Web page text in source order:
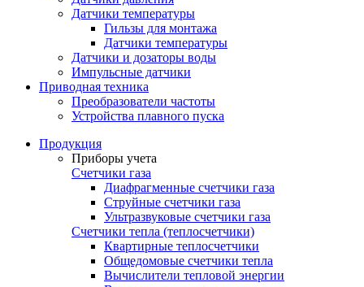
Датчики температуры
Гильзы для монтажа
Датчики температуры
Датчики и дозаторы воды
Импульсные датчики
Приводная техника
Преобразователи частоты
Устройства плавного пуска
Продукция
Приборы учета
Счетчики газа
Диафрагменные счетчики газа
Струйные счетчики газа
Ультразвуковые счетчики газа
Счетчики тепла (теплосчетчики)
Квартирные теплосчетчики
Общедомовые счетчики тепла
Вычислители тепловой энергии